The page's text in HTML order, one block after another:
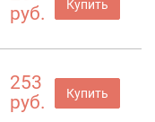
руб.
Купить
253
руб.
Купить